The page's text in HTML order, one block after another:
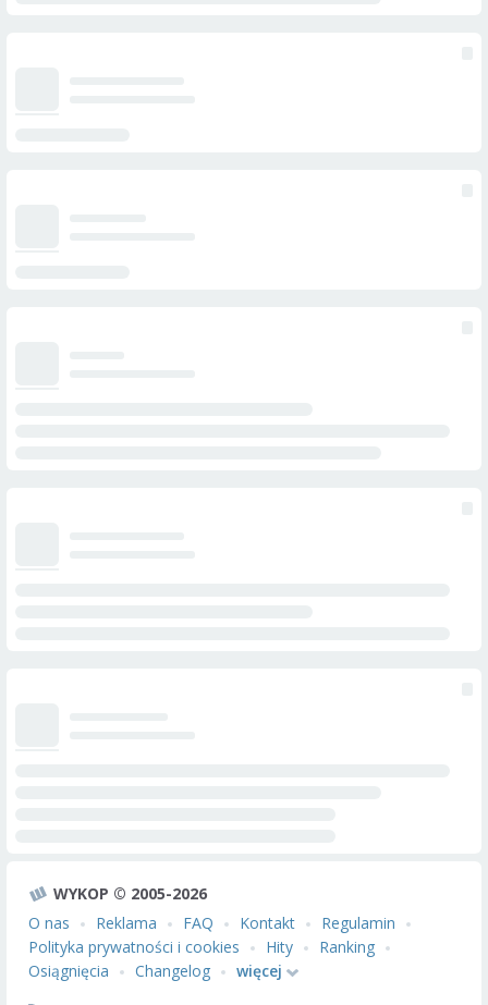
WYKOP © 2005-2026
O nas
Reklama FAQ Kontakt
Regulamin
Polityka prywatności i cookies
Hity
Ranking
Osiągnięcia
Changelog
więcej